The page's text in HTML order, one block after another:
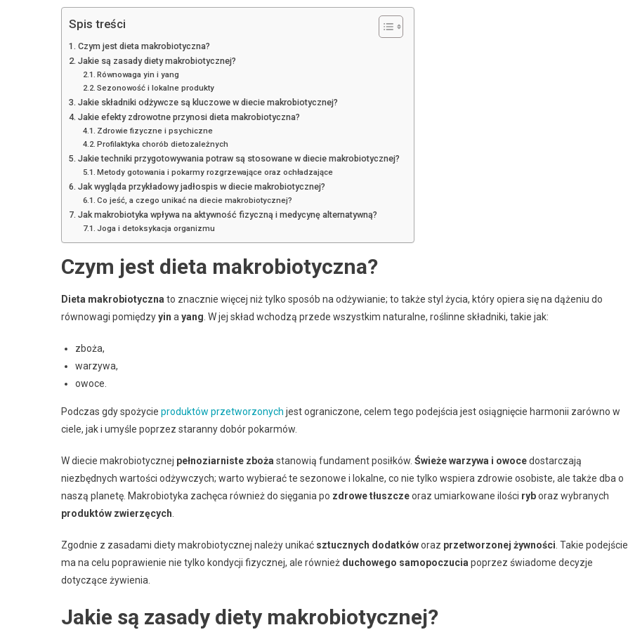
Spis treści
Czym jest dieta makrobiotyczna?
Jakie są zasady diety makrobiotycznej?
Równowaga yin i yang
Sezonowość i lokalne produkty
Jakie składniki odżywcze są kluczowe w diecie makrobiotycznej?
Jakie efekty zdrowotne przynosi dieta makrobiotyczna?
Zdrowie fizyczne i psychiczne
Profilaktyka chorób dietozależnych
Jakie techniki przygotowywania potraw są stosowane w diecie makrobiotycznej?
Metody gotowania i pokarmy rozgrzewające oraz ochładzające
Jak wygląda przykładowy jadłospis w diecie makrobiotycznej?
Co jeść, a czego unikać na diecie makrobiotycznej?
Jak makrobiotyka wpływa na aktywność fizyczną i medycynę alternatywną?
Joga i detoksykacja organizmu
Czym jest dieta makrobiotyczna?
Dieta makrobiotyczna to znacznie więcej niż tylko sposób na odżywianie; to także styl życia, który opiera się na dążeniu do
równowagi pomiędzyyin a yang . W jej skład wchodzą przede wszystkim naturalne, roślinne składniki, takie jak:
zboża,
warzywa,
owoce.
Podczas gdy spożycie produktów przetworzonych jest ograniczone, celem tego podejścia jest osiągnięcie harmonii zarówno w
ciele, jak i umyśle poprzez staranny dobór pokarmów.
W diecie makrobiotycznej pełnoziarniste zboża stanowią fundament posiłków. Świeże warzywa i owocedostarczają
niezbędnych wartości odżywczych; warto wybierać te sezonowe i lokalne, co nie tylko wspiera zdrowie osobiste, ale także dba o
naszą planetę. Makrobiotyka zachęca również do sięgania po zdrowe tłuszczeoraz umiarkowane ilości ryboraz wybranych
produktów zwierzęcych
Zgodnie z zasadami diety makrobiotycznej należy unikać sztucznych dodatkóworaz przetworzonej żywności . Takie podejście
ma na celu poprawienie nie tylko kondycji fizycznej, ale również duchowego samopoczucia poprzez świadome decyzje
dotyczące żywienia.
Jakie są zasady diety makrobiotycznej?